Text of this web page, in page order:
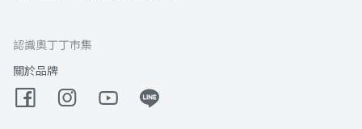
認識奧丁丁市集
關於品牌